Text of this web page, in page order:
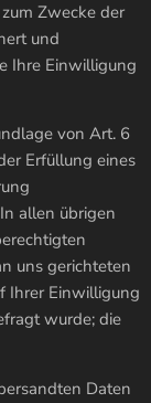
Zwecke der
und
Ihre Einwilligung
von Art. 6
Erfüllung eines
allen übrigen
uns gerichteten
Ihrer Einwilligung
wurde; die
Daten